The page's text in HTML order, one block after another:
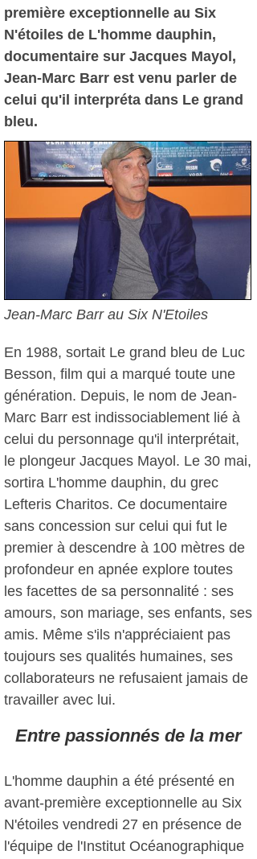
première exceptionnelle au Six
N'étoiles de L'homme dauphin,
documentaire sur Jacques Mayol,
Jean-Marc Barr est venu parler de
celui qu'il interpréta dans Le grand
bleu.
Jean-Marc Barr au Six N'Etoiles
En 1988, sortait Le grand bleu de Luc
Besson, film qui a marqué toute une
génération. Depuis, le nom de Jean-
Marc Barr est indissociablement lié à
celui du personnage qu'il interprétait,
le plongeur Jacques Mayol. Le 30 mai,
sortira L'homme dauphin, du grec
Lefteris Charitos. Ce documentaire
sans concession sur celui qui fut le
premier à descendre à 100 mètres de
profondeur en apnée explore toutes
les facettes de sa personnalité : ses
amours, son mariage, ses enfants, ses
amis. Même s'ils n'appréciaient pas
toujours ses qualités humaines, ses
collaborateurs ne refusaient jamais de
travailler avec lui.
Entre passionnés de la mer
L'homme dauphin a été présenté en
avant-première exceptionnelle au Six
N'étoiles vendredi 27 en présence de
l'équipe de l'Institut Océanographique